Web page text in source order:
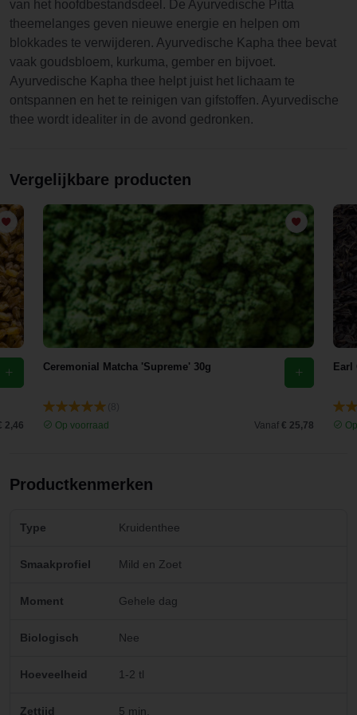
van het hoofdbestandsdeel. De Ayurvedische Pitta
theemelanges geven nieuwe energie en helpen om
blokkades te verwijderen. Ayurvedische Kapha thee bevat
vaak goudsbloem, kurkuma, gember en bijvoet.
Ayurvedische Kapha thee helpt juist het lichaam te
ontspannen en het te reinigen van gifstoffen. Ayurvedische
thee wordt idealiter in de avond gedronken.
Vergelijkbare producten
2,46
Ceremonial Matcha 'Supreme' 30g
Op voorraad
Vanaf € 25,78
Earl
Productkenmerken
Type Kruidenthee
Smaakprofiel Mild en Zoet
Moment Gehele dag
Biologisch Nee
Hoeveelheid 1-2 tl
Zettijd 5 min.